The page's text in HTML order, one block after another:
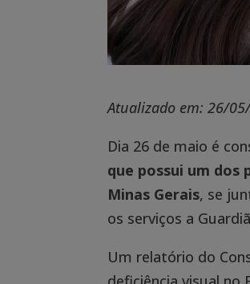
Atualizado em: 26/
Dia 26 de maio é
que possui um dos
Minas Gerais, se
os serviços a
Um relatório do